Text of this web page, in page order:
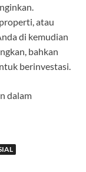
atau
di kemudian
bahkan
berinvestasi.
dalam